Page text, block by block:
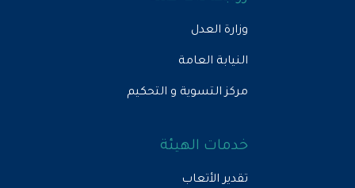
وزارة العدل
النيابة العامة
مركز التسوية و التحكيم
خدمات الهيئة
تقدير الأتعاب